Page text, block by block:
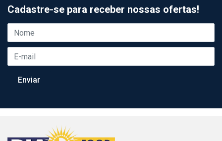
Cadastre-se para receber nossas ofertas!